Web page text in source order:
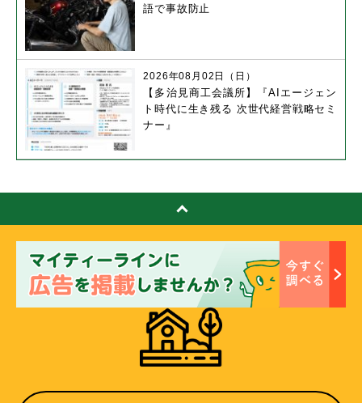
語で事故防止
【多治見商工会議所】『AIエージェン
ト時代に生き残る 次世代経営戦略セミ
ナー』
2026年08月02日（日）